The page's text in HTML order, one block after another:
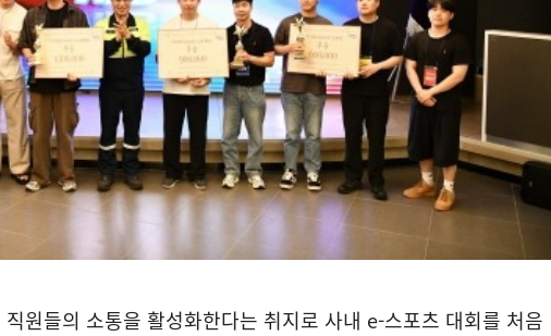
원들의 소통을 활성화한다는 취지로 사내 e-스포츠 대회를 처음